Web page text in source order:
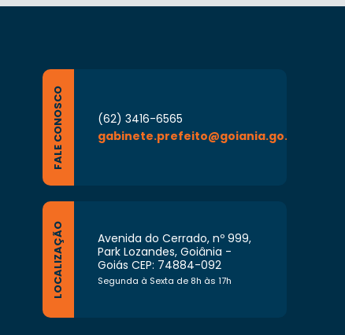
FALE CONOSCO
(62) 3416-6565
gabinete.prefeito@goiania.go.gov.br
LOCALIZAÇÃO
Avenida do Cerrado, nº 999,
Park Lozandes, Goiânia -
Goiás CEP: 74884-092
Segunda à Sexta de 8h às 17h